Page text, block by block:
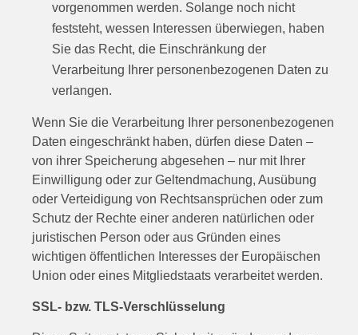
vorgenommen werden. Solange noch nicht
feststeht, wessen Interessen überwiegen, haben
Sie das Recht, die Einschränkung der
Verarbeitung Ihrer personenbezogenen Daten zu
verlangen.
Wenn Sie die Verarbeitung Ihrer personenbezogenen
Daten eingeschränkt haben, dürfen diese Daten –
von ihrer Speicherung abgesehen – nur mit Ihrer
Einwilligung oder zur Geltendmachung, Ausübung
oder Verteidigung von Rechtsansprüchen oder zum
Schutz der Rechte einer anderen natürlichen oder
juristischen Person oder aus Gründen eines
wichtigen öffentlichen Interesses der Europäischen
Union oder eines Mitgliedstaats verarbeitet werden.
SSL- bzw. TLS-Verschlüsselung